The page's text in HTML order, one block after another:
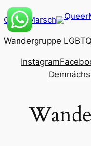
Zum
Inhalt
springen
QueerMarsch
Wandergruppe
Instagram